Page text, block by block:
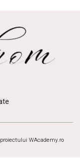
WAcademy.ro